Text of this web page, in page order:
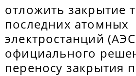
отложить закрытие
последних атомных
электростанций
официального
переносу закрытия